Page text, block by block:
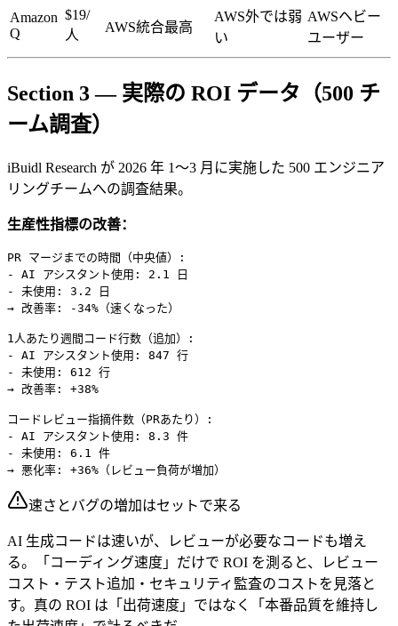
Amazon
Q
$19/
人
AWS統合最高
AWS外では弱
い
AWSヘビー
ユーザー
Section 3 — 実際の ROI データ（500 チ
ーム調査）
iBuidl Research が 2026 年 1〜3 月に実施した 500 エンジニア
リングチームへの調査結果。
生産性指標の改善：
PR マージまでの時間（中央値）:
- AI アシスタント使用: 2.1 日
- 未使用: 3.2 日
→ 改善率: -34%（速くなった）
1人あたり週間コード行数（追加）:
- AI アシスタント使用: 847 行
- 未使用: 612 行
→ 改善率: +38%
コードレビュー指摘件数（PRあたり）:
- AI アシスタント使用: 8.3 件
- 未使用: 6.1 件
速さとバグの増加はセットで来る
AI 生成コードは速いが、レビューが必要なコードも増え
る。「コーディング速度」だけで ROI を測ると、レビュー
コスト・テスト追加・セキュリティ監査のコストを見落と
す。真の ROI は「出荷速度」ではなく「本番品質を維持し